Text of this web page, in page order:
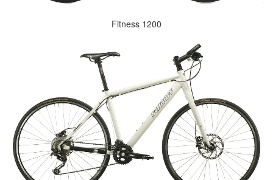
Fitness 1200